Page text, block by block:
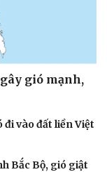
gió mạnh,
vào đất liền Việt
Bắc Bộ, gió giật